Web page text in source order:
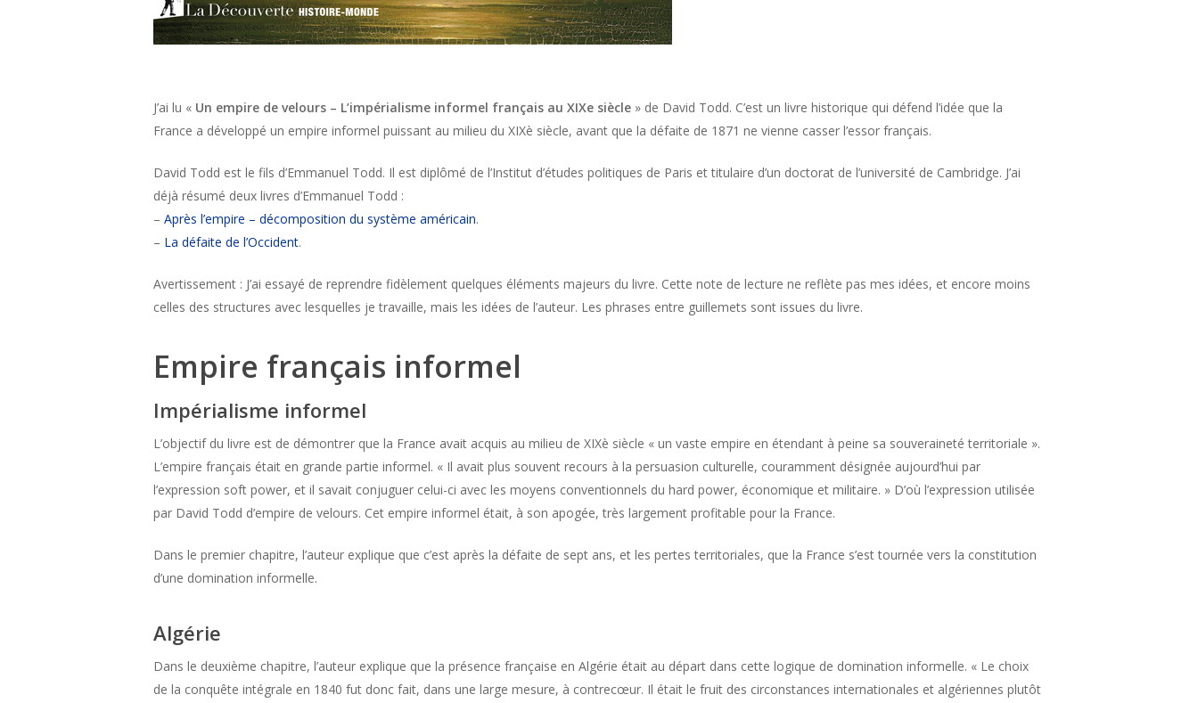
J’ai lu « Un empire de velours – L’impérialisme informel français au XIXe siècle » de David Todd. C’est un livre historique qui défend l’idée que la
France a développé un empire informel puissant au milieu du XIXè siècle, avant que la défaite de 1871 ne vienne casser l’essor français.
David Todd est le fils d’Emmanuel Todd. Il est diplômé de l’Institut d’études politiques de Paris et titulaire d’un doctorat de l’université de Cambridge. J’ai
déjà résumé deux livres d’Emmanuel Todd :
– Après l’empire – décomposition du système américain.
– La défaite de l’Occident.
Avertissement : J’ai essayé de reprendre fidèlement quelques éléments majeurs du livre. Cette note de lecture ne reflète pas mes idées, et encore moins
celles des structures avec lesquelles je travaille, mais les idées de l’auteur. Les phrases entre guillemets sont issues du livre.
Empire français informel
Impérialisme informel
L’objectif du livre est de démontrer que la France avait acquis au milieu de XIXè siècle « un vaste empire en étendant à peine sa souveraineté territoriale ».
L’empire français était en grande partie informel. « Il avait plus souvent recours à la persuasion culturelle, couramment désignée aujourd’hui par
l’expression soft power, et il savait conjuguer celui-ci avec les moyens conventionnels du hard power, économique et militaire. » D’où l’expression utilisée
par David Todd d’empire de velours. Cet empire informel était, à son apogée, très largement profitable pour la France.
Dans le premier chapitre, l’auteur explique que c’est après la défaite de sept ans, et les pertes territoriales, que la France s’est tournée vers la constitution
d’une domination informelle.
Algérie
Dans le deuxième chapitre, l’auteur explique que la présence française en Algérie était au départ dans cette logique de domination informelle. « Le choix
de la conquête intégrale en 1840 fut donc fait, dans une large mesure, à contrecœur. Il était le fruit des circonstances internationales et algériennes plutôt